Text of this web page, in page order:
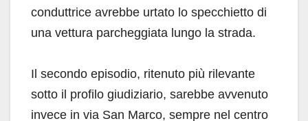
conduttrice avrebbe urtato lo specchietto di
una vettura parcheggiata lungo la strada.
Il secondo episodio, ritenuto più rilevante
sotto il profilo giudiziario, sarebbe avvenuto
invece in via San Marco, sempre nel centro